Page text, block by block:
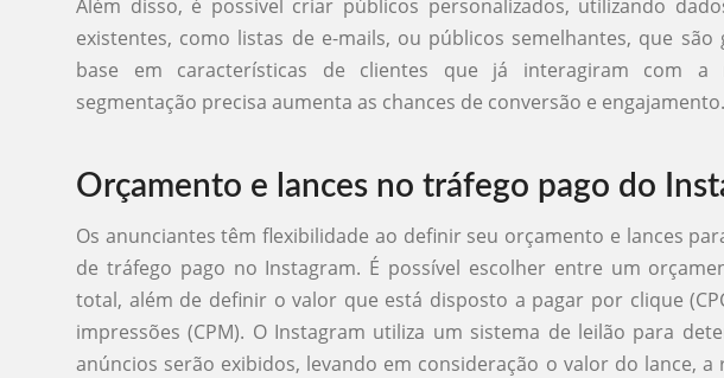
Além disso, é possível criar públicos personalizados, utilizando
existentes, como listas de e-mails, ou públicos semelhantes, que são
base em características de clientes que já interagiram com a
segmentação precisa aumenta as chances de conversão e engajamento.
Orçamento e lances no tráfego pago do
Os anunciantes têm flexibilidade ao definir seu orçamento e lances
de tráfego pago no Instagram. É possível escolher entre um
total, além de definir o valor que está disposto a pagar por clique
impressões (CPM). O Instagram utiliza um sistema de leilão para
anúncios serão exibidos, levando em consideração o valor do lance, a